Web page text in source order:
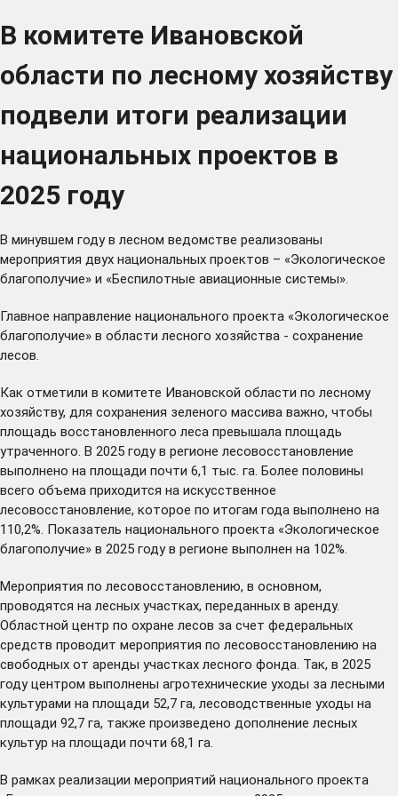
В комитете Ивановской
области по лесному хозяйству
подвели итоги реализации
национальных проектов в
2025 году
В минувшем году в лесном ведомстве реализованы
мероприятия двух национальных проектов – «Экологическое
благополучие» и «Беспилотные авиационные системы».
Главное направление национального проекта «Экологическое
благополучие» в области лесного хозяйства - сохранение
лесов.
Как отметили в комитете Ивановской области по лесному
хозяйству, для сохранения зеленого массива важно, чтобы
площадь восстановленного леса превышала площадь
утраченного. В 2025 году в регионе лесовосстановление
выполнено на площади почти 6,1 тыс. га. Более половины
всего объема приходится на искусственное
лесовосстановление, которое по итогам года выполнено на
110,2%. Показатель национального проекта «Экологическое
благополучие» в 2025 году в регионе выполнен на 102%.
Мероприятия по лесовосстановлению, в основном,
проводятся на лесных участках, переданных в аренду.
Областной центр по охране лесов за счет федеральных
средств проводит мероприятия по лесовосстановлению на
свободных от аренды участках лесного фонда. Так, в 2025
году центром выполнены агротехнические уходы за лесными
культурами на площади 52,7 га, лесоводственные уходы на
площади 92,7 га, также произведено дополнение лесных
культур на площади почти 68,1 га.
В рамках реализации мероприятий национального проекта